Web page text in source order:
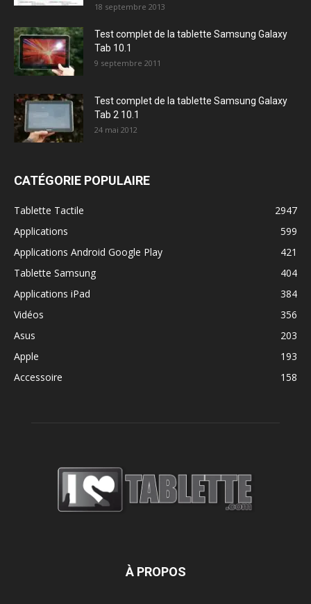
18 septembre 2013
Test complet de la tablette Samsung Galaxy
Tab 10.1
9 septembre 2011
Test complet de la tablette Samsung Galaxy
Tab 2 10.1
24 mai 2012
CATÉGORIE POPULAIRE
Tablette Tactile
2947
Applications
599
Applications Android Google Play
421
Tablette Samsung
404
Applications iPad
384
Vidéos
356
Asus
203
Apple
193
Accessoire
158
À PROPOS